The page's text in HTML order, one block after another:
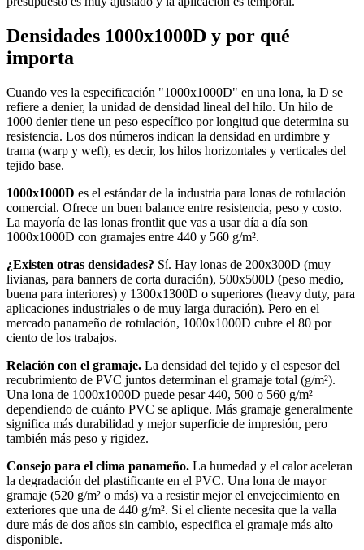
Densidades 1000x1000D y por qué
importa
Cuando ves la especificación "1000x1000D" en una lona, la D se
refiere a denier, la unidad de densidad lineal del hilo. Un hilo de
1000 denier tiene un peso específico por longitud que determina su
resistencia. Los dos números indican la densidad en urdimbre y
trama (warp y weft), es decir, los hilos horizontales y verticales del
tejido base.
1000x1000D es el estándar de la industria para lonas de rotulación
comercial. Ofrece un buen balance entre resistencia, peso y costo.
La mayoría de las lonas frontlit que vas a usar día a día son
1000x1000D con gramajes entre 440 y 560 g/m².
¿Existen otras densidades? Sí. Hay lonas de 200x300D (muy
livianas, para banners de corta duración), 500x500D (peso medio,
buena para interiores) y 1300x1300D o superiores (heavy duty, para
aplicaciones industriales o de muy larga duración). Pero en el
mercado panameño de rotulación, 1000x1000D cubre el 80 por
ciento de los trabajos.
Relación con el gramaje. La densidad del tejido y el espesor del
recubrimiento de PVC juntos determinan el gramaje total (g/m²).
Una lona de 1000x1000D puede pesar 440, 500 o 560 g/m²
dependiendo de cuánto PVC se aplique. Más gramaje generalmente
significa más durabilidad y mejor superficie de impresión, pero
también más peso y rigidez.
Consejo para el clima panameño. La humedad y el calor aceleran
la degradación del plastificante en el PVC. Una lona de mayor
gramaje (520 g/m² o más) va a resistir mejor el envejecimiento en
exteriores que una de 440 g/m². Si el cliente necesita que la valla
dure más de dos años sin cambio, especifica el gramaje más alto
disponible.